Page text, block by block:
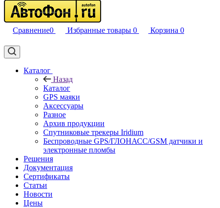
Сравнение0 Избранные товары 0 Корзина 0
Каталог
Назад
Каталог
GPS маяки
Аксессуары
Разное
Архив продукции
Спутниковые трекеры Iridium
Беспроводные GPS/ГЛОНАСС/GSM датчики и
электронные пломбы
Решения
Документация
Сертификаты
Статьи
Новости
Цены